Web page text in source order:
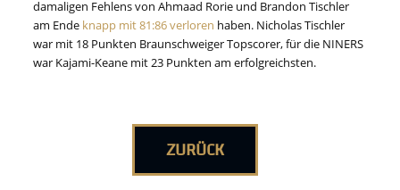
damaligen Fehlens von Ahmaad Rorie und Brandon Tischler
am Ende knapp mit 81:86 verloren haben. Nicholas Tischler
war mit 18 Punkten Braunschweiger Topscorer, für die NINERS
war Kajami-Keane mit 23 Punkten am erfolgreichsten.
ZURÜCK